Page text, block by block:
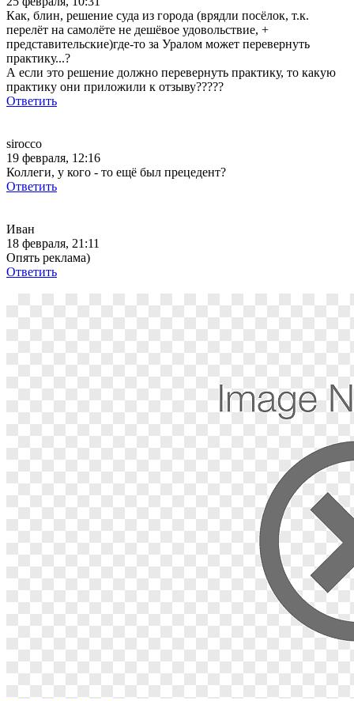
Как, блин, решение суда из города (врядли посёлок, т.к.
перелёт на самолёте не дешёвое удовольствие, +
представительские)где-то за Уралом может перевернуть
практику...?
А если это решение должно перевернуть практику, то какую
практику они приложили к отзыву?????
Ответить
sirocco
19 февраля, 12:16
Коллеги, у кого - то ещё был прецедент?
Ответить
Иван
18 февраля, 21:11
Опять реклама)
Ответить